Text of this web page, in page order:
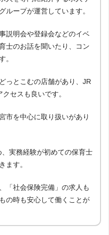
ループが運営しています。
説明会や登録会などのイベ
士のお話を聞いたり、コン
。
っとこむの店舗があり、JR
セスも良いです。
市を中心に取り扱いがあり
、実務経験が初めての保育士
ます。
「社会保険完備」の求人も
の時も安心して働くことが